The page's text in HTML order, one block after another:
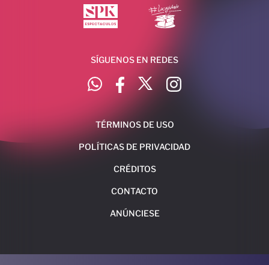
SÍGUENOS EN REDES
TÉRMINOS DE USO
POLÍTICAS DE PRIVACIDAD
CRÉDITOS
CONTACTO
ANÚNCIESE